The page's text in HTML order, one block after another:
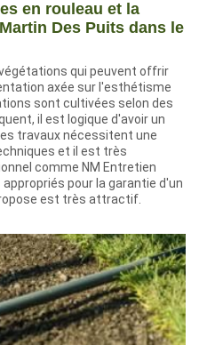
en rouleau et la
Des Puits dans le
qui peuvent offrir
axée sur l'esthétisme
sont cultivées selon des
il est logique d'avoir un
travaux nécessitent une
et il est très
comme NM Entretien
pour la garantie d'un
est très attractif.